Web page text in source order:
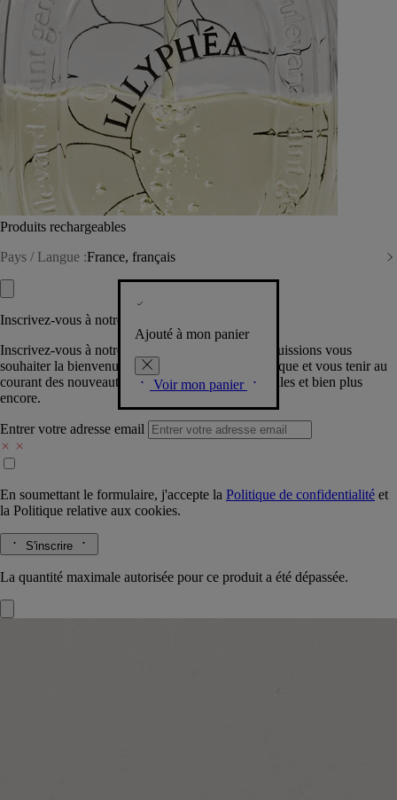
Produits rechargeables
Pays / Langue :France, français
Ajouté à mon panier
Voir mon panier
Inscrivez-vous à notre Newsletter
Inscrivez-vous à notre newsletter pour que nous puissions vous
souhaiter la bienvenue dans la communauté Diptyque et vous tenir au
courant des nouveautés, événements, offres spéciales et bien plus
encore.
Entrer votre adresse email
En soumettant le formulaire, j'accepte la Politique de confidentialité et
la Politique relative aux cookies.
S'inscrire
La quantité maximale autorisée pour ce produit a été dépassée.